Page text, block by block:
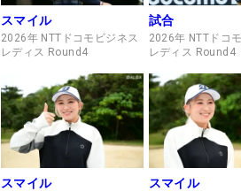
スマイル
2026年 NTTドコモビジネス
レディス Round4
試合
2026年 NTTドコ
レディス Round4
スマイル スマイル